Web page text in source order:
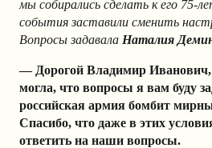
мы собирались сделать к его 75-
события заставили сменить
Вопросы задавала Наталия
— Дорогой Владимир
могла, что вопросы я вам буду
российская армия бомбит
Спасибо, что даже в этих
ответить на наши вопросы.